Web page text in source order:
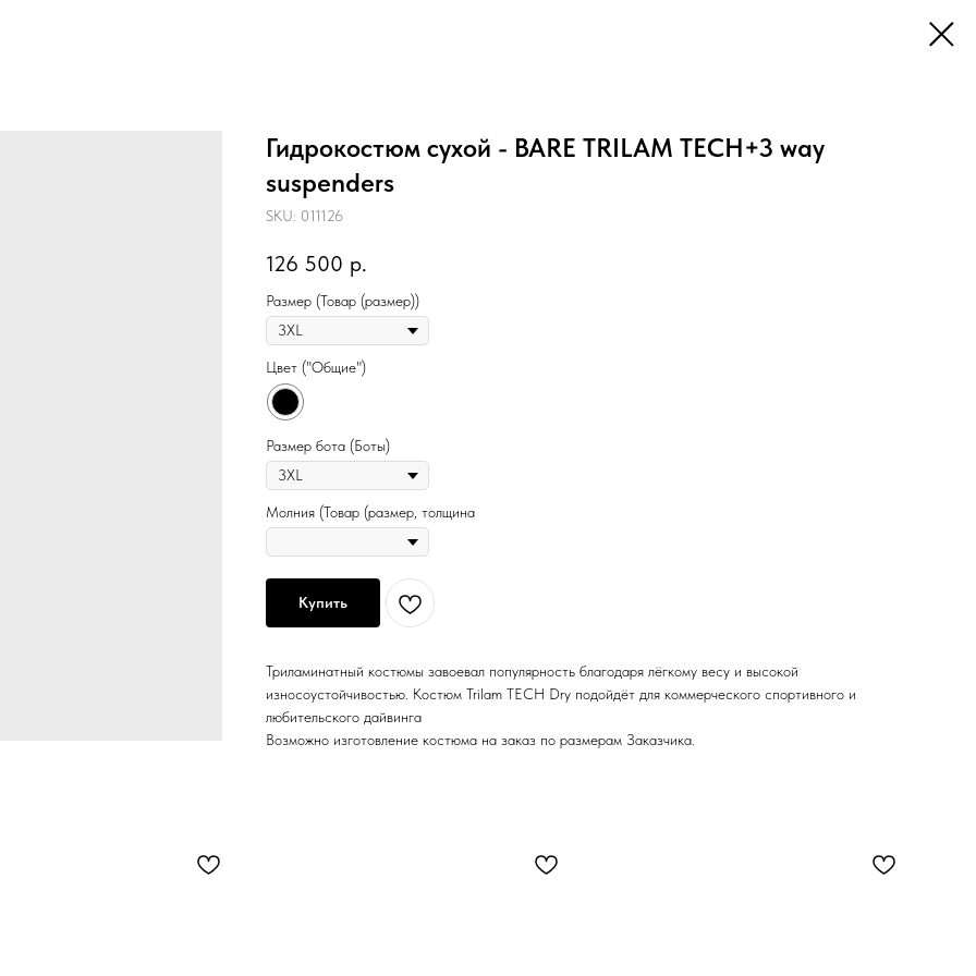
Гидрокостюм сухой - BARE TRILAM TECH+3 way
suspenders
SKU: 011126
126 500 р.
Размер (Товар (размер))
Цвет ("Общие")
Размер бота (Боты)
Молния (Товар (размер, толщина
Купить
Триламинатный костюмы завоевал популярность благодаря лёгкому весу и высокой
износоустойчивостью. Костюм Trilam TECH Dry подойдёт для коммерческого спортивного и
любительского дайвинга
Возможно изготовление костюма на заказ по размерам Заказчика.